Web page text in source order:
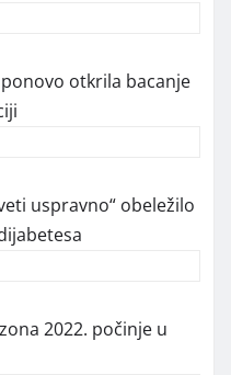
otkrila bacanje
uspravno“ obeležilo
2022. počinje u